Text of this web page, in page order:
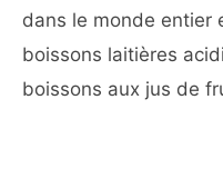
dans le monde entier
boissons laitières
boissons aux jus de